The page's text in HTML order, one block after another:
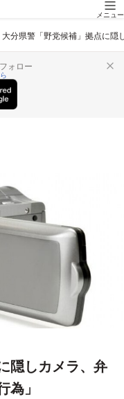
メニュー
大分県警「野党候補」拠点に隠
ォロー
隠しカメラ、弁
」